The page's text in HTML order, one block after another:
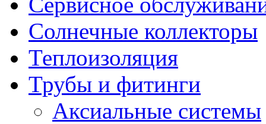
Солнечные коллекторы
Теплоизоляция
Трубы и фитинги
Аксиальные системы